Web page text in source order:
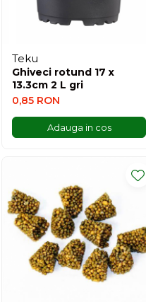
leustean
Pastarnac
patrunjel
Teku
Ghiveci rotund 17 x
13.3cm 2 L gri
0,85 RON
Adauga in cos